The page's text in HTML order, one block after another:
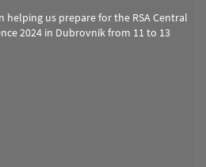
helping us prepare for the RSA Central
2024 in Dubrovnik from 11 to 13